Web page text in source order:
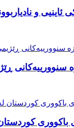
ئاینیی و
سنوورییەکانی
کوردستان